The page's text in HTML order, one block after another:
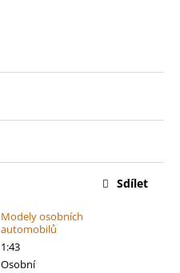
Modely osobních
automobilů
1:43
Osobní
Sdílet